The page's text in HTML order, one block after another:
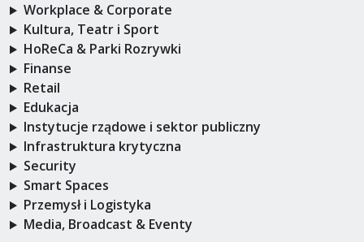
Workplace & Corporate
Kultura, Teatr i Sport
HoReCa & Parki Rozrywki
Finanse
Retail
Edukacja
Instytucje rządowe i sektor publiczny
Infrastruktura krytyczna
Security
Smart Spaces
Przemysł i Logistyka
Media, Broadcast & Eventy